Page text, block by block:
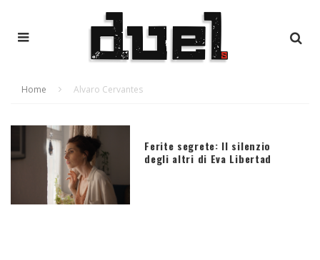
Home Alvaro Cervantes
Ferite segrete: Il silenzio
degli altri di Eva Libertad